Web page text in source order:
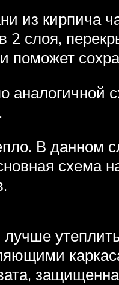
из кирпича
2 слоя,
поможет
В данном
схема